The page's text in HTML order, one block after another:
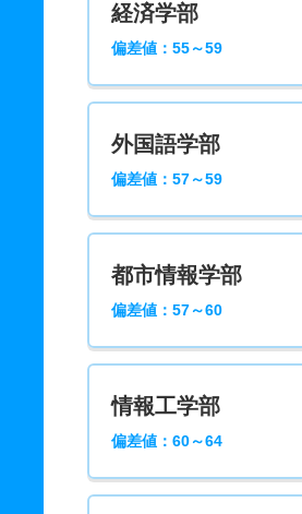
経済学部
偏差値：55～59
外国語学部
偏差値：57～59
都市情報学部
偏差値：57～60
情報工学部
偏差値：60～64